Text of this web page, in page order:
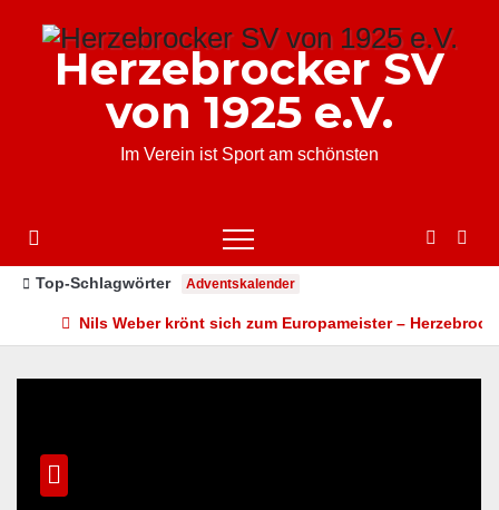
springenHerzebrocker SV
von 1925 e.V.
Im Verein ist Sport am schönsten
Top-Schlagwörter Adventskalender
Nils Weber krönt sich zum Europameister –